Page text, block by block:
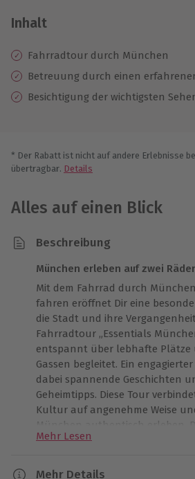
3 Jahre gültig & verlängerbar.
Inhalt
Fahrradtour durch München
Betreuung durch einen
Besichtigung der wichtigsten
* Der Rabatt ist nicht auf andere Erlebnisse
übertragbar. Details
Alles auf einen Blick
Beschreibung
München erleben auf zwei
Mit dem Fahrrad durch
fahren eröffnet Dir eine
die Stadt und ihre
Fahrradtour „Essentials
entspannt über lebhafte
Gassen begleitet. Ein
dabei spannende Geschichten
Geheimtipps. Diese Tour
Kultur auf angenehme Weise
München authentisch erleben.
beeindruckende Architektur,
Stadt. So entsteht ein intensives
Mehr Lesen
Mehr Details